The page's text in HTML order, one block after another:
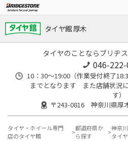
タイヤ館 厚木
タイヤのことならブリヂ
046-
10：30～19:00（作業受付終了
までとなります また店舗状況
す）
〒243-0816 神奈川県厚
タイヤ・ホイール専門
店のタイヤ館
都道府県か
ら探す
神奈
タイ